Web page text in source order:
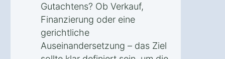
Gutachtens? Ob Verkauf,
Finanzierung oder eine
gerichtliche
Auseinandersetzung – das Ziel